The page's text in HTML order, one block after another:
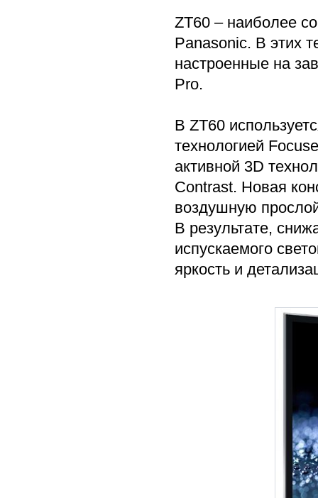
ZT60 – наиболее
Panasonic. В этих
настроенные на
Pro.
В ZT60
технологией
активной 3D
Contrast. Новая
воздушную
В результате,
испускаемого
яркость и